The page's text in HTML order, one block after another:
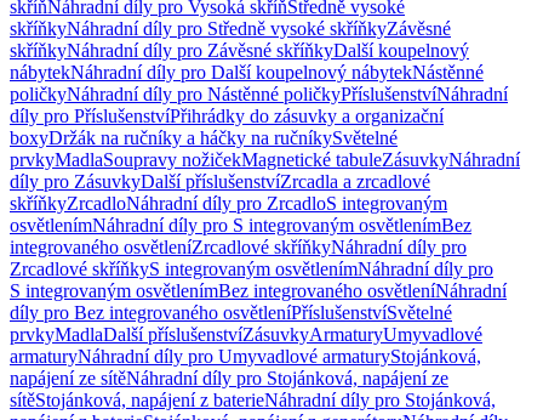
skříňNáhradní díly pro Vysoká skříňStředně vysoké
skříňkyNáhradní díly pro Středně vysoké skříňkyZávěsné
skříňkyNáhradní díly pro Závěsné skříňkyDalší koupelnový
nábytekNáhradní díly pro Další koupelnový nábytekNástěnné
poličkyNáhradní díly pro Nástěnné poličkyPříslušenstvíNáhradní
díly pro PříslušenstvíPřihrádky do zásuvky a organizační
boxyDržák na ručníky a háčky na ručníkySvětelné
prvkyMadlaSoupravy nožičekMagnetické tabuleZásuvkyNáhradní
díly pro ZásuvkyDalší příslušenstvíZrcadla a zrcadlové
skříňkyZrcadloNáhradní díly pro ZrcadloS integrovaným
osvětlenímNáhradní díly pro S integrovaným osvětlenímBez
integrovaného osvětleníZrcadlové skříňkyNáhradní díly pro
Zrcadlové skříňkyS integrovaným osvětlenímNáhradní díly pro
S integrovaným osvětlenímBez integrovaného osvětleníNáhradní
díly pro Bez integrovaného osvětleníPříslušenstvíSvětelné
prvkyMadlaDalší příslušenstvíZásuvkyArmaturyUmyvadlové
armaturyNáhradní díly pro Umyvadlové armaturyStojánková,
napájení ze sítěNáhradní díly pro Stojánková, napájení ze
sítěStojánková, napájení z baterieNáhradní díly pro Stojánková,